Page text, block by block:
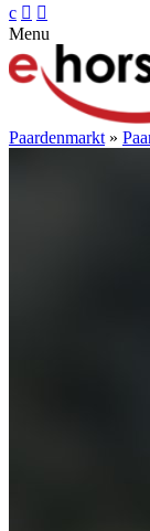
c  
Menu
Paardenmarkt »